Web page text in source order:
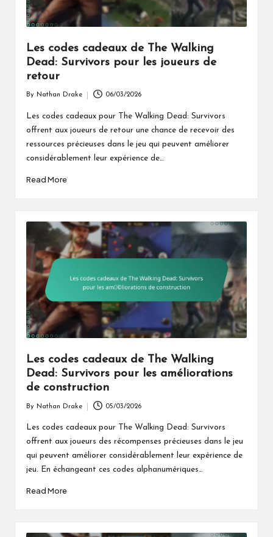
Les codes cadeaux de The Walking
Dead: Survivors pour les joueurs de
retour
by
By Nathan Drake 06/03/2026
Les codes cadeaux pour The Walking Dead: Survivors
offrent aux joueurs de retour une chance de recevoir des
ressources précieuses dans le jeu qui peuvent améliorer
considérablement leur expérience de…
Read More
Les codes cadeaux de The Walking
Dead: Survivors pour les améliorations
de construction
Posted
by
By Nathan Drake 05/03/2026
Les codes cadeaux pour The Walking Dead: Survivors
offrent aux joueurs des récompenses précieuses dans le jeu
qui peuvent améliorer considérablement leur expérience de
jeu. En échangeant ces codes alphanumériques…
Read More